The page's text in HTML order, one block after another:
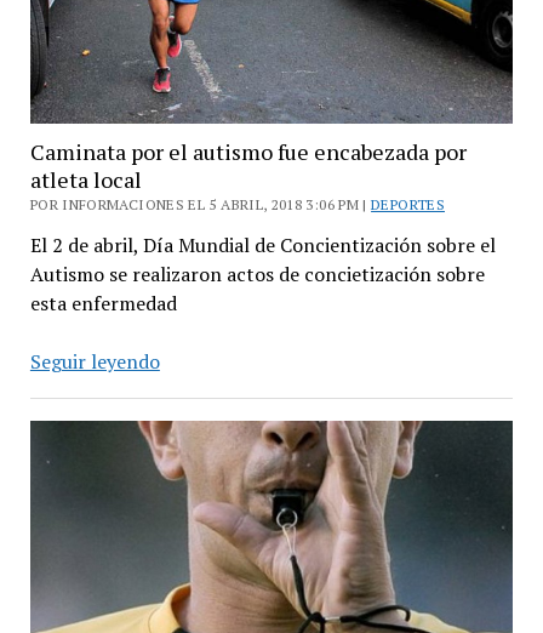
Caminata por el autismo fue encabezada por
atleta local
POR INFORMACIONES EL 5 ABRIL, 2018 3:06 PM |DEPORTES
El 2 de abril, Día Mundial de Concientización sobre el
Autismo se realizaron actos de concietización sobre
esta enfermedad
Seguir leyendoCaminata
el
autismo
fue
encabezada
atleta
local